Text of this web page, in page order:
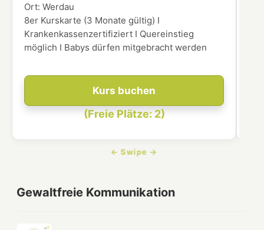
Kurs buchen
(Freie Plätze: 2)
Ort:Werdau
8er Kurskarte (3 Monate gültig) I
Krankenkassenzertifiziert I Quereinstieg
möglich I Babys dürfen mitgebracht werden
Gewaltfreie Kommunikation